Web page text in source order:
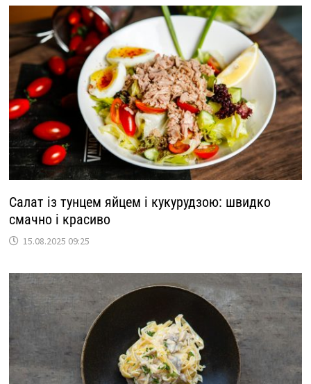
Салат із тунцем яйцем і кукурудзою: швидко
смачно і красиво
15.08.2025 09:25